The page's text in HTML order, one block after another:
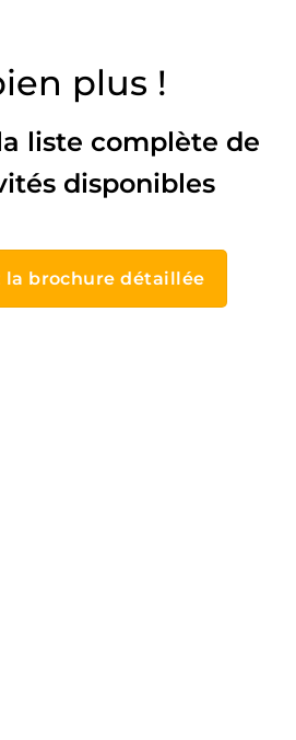
plus !
liste complète de
disponibles
la brochure détaillée